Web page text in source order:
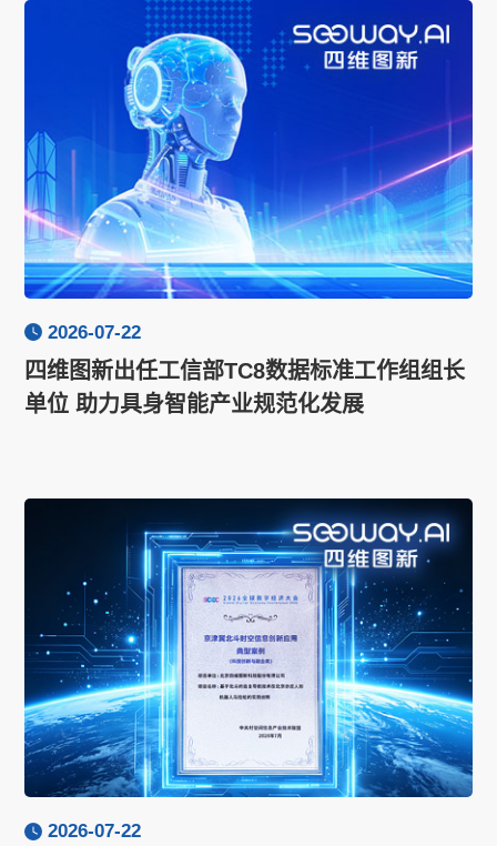
2026-07-22
四维图新出任工信部TC8数据标准工作组组长
单位 助力具身智能产业规范化发展
2026-07-22